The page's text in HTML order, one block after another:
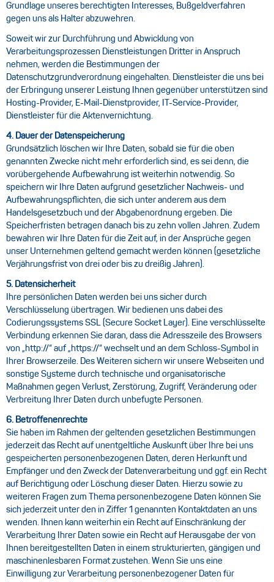
Grundlage unseres berechtigten Interesses, Bußgeldverfahren
gegen uns als Halter abzuwehren.
Soweit wir zur Durchführung und Abwicklung von
Verarbeitungsprozessen Dienstleistungen Dritter in Anspruch
nehmen, werden die Bestimmungen der
Datenschutzgrundverordnung eingehalten. Dienstleister die uns bei
der Erbringung unserer Leistung Ihnen gegenüber unterstützen sind
Hosting-Provider, E-Mail-Dienstprovider, IT-Service-Provider,
Dienstleister für die Aktenvernichtung.
4. Dauer der Datenspeicherung
Grundsätzlich löschen wir Ihre Daten, sobald sie für die oben
genannten Zwecke nicht mehr erforderlich sind, es sei denn, die
vorübergehende Aufbewahrung ist weiterhin notwendig. So
speichern wir Ihre Daten aufgrund gesetzlicher Nachweis- und
Aufbewahrungspflichten, die sich unter anderem aus dem
Handelsgesetzbuch und der Abgabenordnung ergeben. Die
Speicherfristen betragen danach bis zu zehn vollen Jahren. Zudem
bewahren wir Ihre Daten für die Zeit auf, in der Ansprüche gegen
unser Unternehmen geltend gemacht werden können (gesetzliche
Verjährungsfrist von drei oder bis zu dreißig Jahren).
5. Datensicherheit
Ihre persönlichen Daten werden bei uns sicher durch
Verschlüsselung übertragen. Wir bedienen uns dabei des
Codierungssystems SSL (Secure Socket Layer). Eine verschlüsselte
Verbindung erkennen Sie daran, dass die Adresszeile des Browsers
von „http://“ auf „https://“ wechselt und an dem Schloss-Symbol in
Ihrer Browserzeile. Des Weiteren sichern wir unsere Webseiten und
sonstige Systeme durch technische und organisatorische
Maßnahmen gegen Verlust, Zerstörung, Zugriff, Veränderung oder
Verbreitung Ihrer Daten durch unbefugte Personen.
6. Betroffenenrechte
Sie haben im Rahmen der geltenden gesetzlichen Bestimmungen
jederzeit das Recht auf unentgeltliche Auskunft über Ihre bei uns
gespeicherten personenbezogenen Daten, deren Herkunft und
Empfänger und den Zweck der Datenverarbeitung und ggf. ein Recht
auf Berichtigung oder Löschung dieser Daten. Hierzu sowie zu
weiteren Fragen zum Thema personenbezogene Daten können Sie
sich jederzeit unter den in Ziffer 1 genannten Kontaktdaten an uns
wenden. Ihnen kann weiterhin ein Recht auf Einschränkung der
Verarbeitung Ihrer Daten sowie ein Recht auf Herausgabe der von
Ihnen bereitgestellten Daten in einem strukturierten, gängigen und
maschinenlesbaren Format zustehen. Wenn Sie uns eine
Einwilligung zur Verarbeitung personenbezogener Daten für